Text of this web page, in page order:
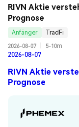
RIVN Aktie
Prognose
Anfänger
TradFi
2026-08-07
5-10m
2026-08-07
RIVN Aktie
Prognose